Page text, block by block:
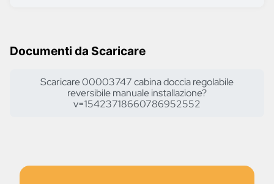
Documenti da Scaricare
Scaricare 00003747 cabina doccia regolabile
reversibile manuale installazione?
v=15423718660786952552